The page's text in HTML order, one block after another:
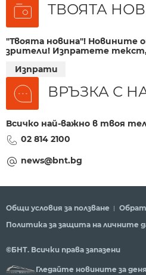
ТВОЯТА
"Твоята новина"! Новините
зрители! Изпратете текст,
Изпрати
ВРЪЗКА С
Всичко най-важно в твоя
02 814 2100
news@bnt.bg
Общи условия за ползване
Политика за защита на личните
©БНТ. Всички права запазени
Гледайте новините за